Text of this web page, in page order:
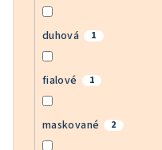
duhová 1
fialové 1
maskované 2